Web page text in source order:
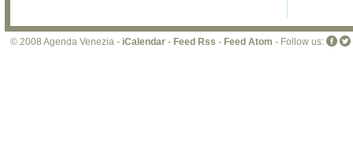
© 2008 Agenda Venezia - iCalendar - Feed Rss - Feed Atom - Follow us: